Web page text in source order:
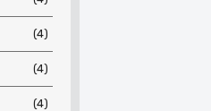
(4)
(4)
(4)